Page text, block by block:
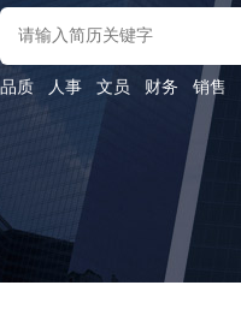
品质 人事 文员 财务 销售